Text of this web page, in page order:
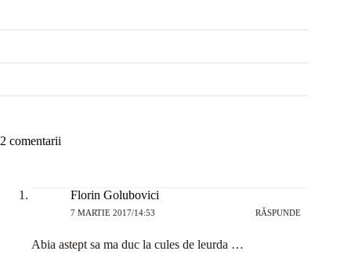
2 comentarii
Florin Golubovici
7 MARTIE 2017/14:53 RĂSPUNDE
Abia astept sa ma duc la cules de leurda …